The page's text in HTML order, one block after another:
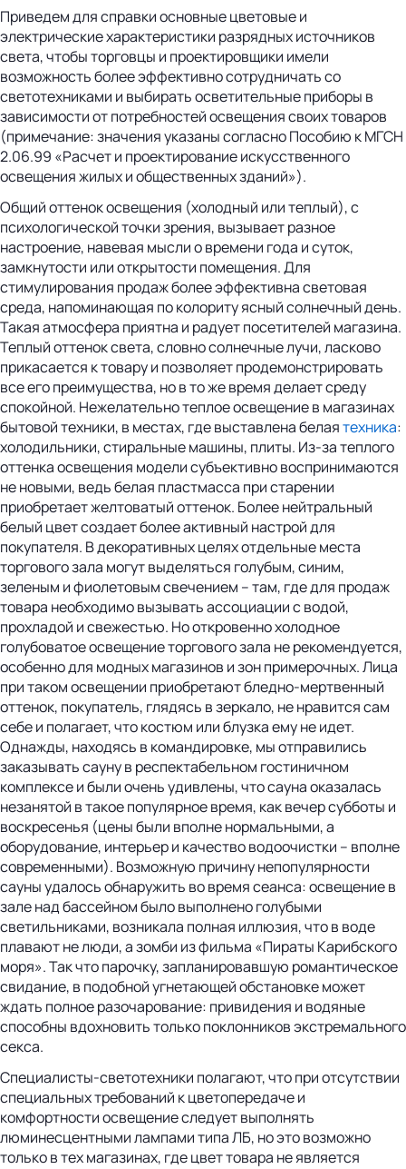
Приведем для справки основные цветовые и
электрические характеристики разрядных источников
света, чтобы торговцы и проектировщики имели
возможность более эффективно сотрудничать со
светотехниками и выбирать осветительные приборы в
зависимости от потребностей освещения своих товаров
(примечание: значения указаны согласно Пособию к МГСН
2.06.99 «Расчет и проектирование искусственного
освещения жилых и общественных зданий»).
Общий оттенок освещения (холодный или теплый), с
психологической точки зрения, вызывает разное
настроение, навевая мысли о времени года и суток,
замкнутости или открытости помещения. Для
стимулирования продаж более эффективна световая
среда, напоминающая по колориту ясный солнечный день.
Такая атмосфера приятна и радует посетителей магазина.
Теплый оттенок света, словно солнечные лучи, ласково
прикасается к товару и позволяет продемонстрировать
все его преимущества, но в то же время делает среду
спокойной. Нежелательно теплое освещение в магазинах
бытовой техники, в местах, где выставлена белаятехника:
холодильники, стиральные машины, плиты. Из-за теплого
оттенка освещения модели субъективно воспринимаются
не новыми, ведь белая пластмасса при старении
приобретает желтоватый оттенок. Более нейтральный
белый цвет создает более активный настрой для
покупателя. В декоративных целях отдельные места
торгового зала могут выделяться голубым, синим,
зеленым и фиолетовым свечением – там, где для продаж
товара необходимо вызывать ассоциации с водой,
прохладой и свежестью. Но откровенно холодное
голубоватое освещение торгового зала не рекомендуется,
особенно для модных магазинов и зон примерочных. Лица
при таком освещении приобретают бледно-мертвенный
оттенок, покупатель, глядясь в зеркало, не нравится сам
себе и полагает, что костюм или блузка ему не идет.
Однажды, находясь в командировке, мы отправились
заказывать сауну в респектабельном гостиничном
комплексе и были очень удивлены, что сауна оказалась
незанятой в такое популярное время, как вечер субботы и
воскресенья (цены были вполне нормальными, а
оборудование, интерьер и качество водоочистки – вполне
современными). Возможную причину непопулярности
сауны удалось обнаружить во время сеанса: освещение в
зале над бассейном было выполнено голубыми
светильниками, возникала полная иллюзия, что в воде
плавают не люди, а зомби из фильма «Пираты Карибского
моря». Так что парочку, запланировавшую романтическое
свидание, в подобной угнетающей обстановке может
ждать полное разочарование: привидения и водяные
способны вдохновить только поклонников экстремального
секса.
Специалисты-светотехники полагают, что при отсутствии
специальных требований к цветопередаче и
комфортности освещение следует выполнять
люминесцентными лампами типа ЛБ, но это возможно
только в тех магазинах, где цвет товара не является